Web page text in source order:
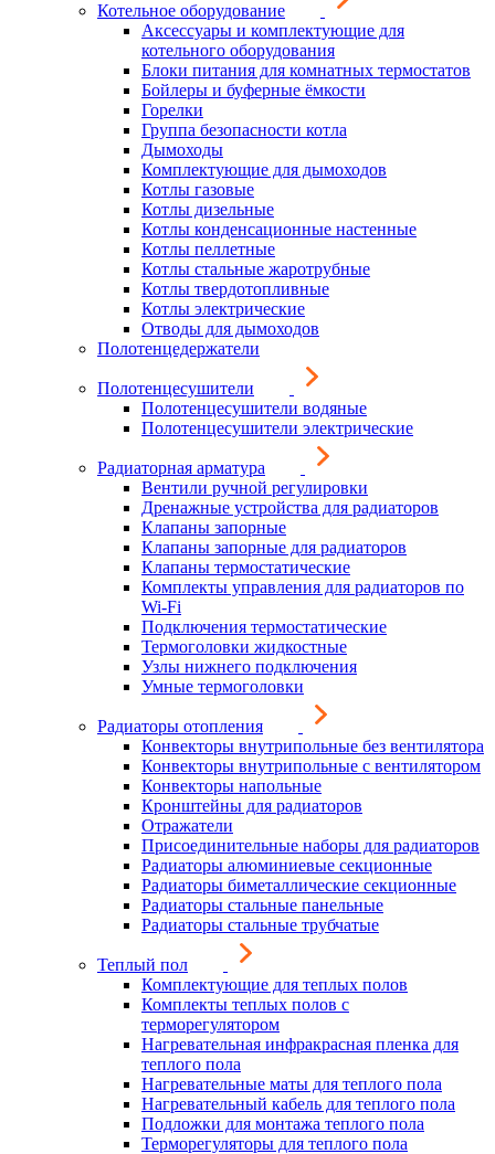
Котельное оборудование
Аксессуары и комплектующие для
котельного оборудования
Блоки питания для комнатных термостатов
Бойлеры и буферные ёмкости
Горелки
Группа безопасности котла
Дымоходы
Комплектующие для дымоходов
Котлы газовые
Котлы дизельные
Котлы конденсационные настенные
Котлы пеллетные
Котлы стальные жаротрубные
Котлы твердотопливные
Котлы электрические
Отводы для дымоходов
Полотенцедержатели
Полотенцесушители
Полотенцесушители водяные
Полотенцесушители электрические
Радиаторная арматура
Вентили ручной регулировки
Дренажные устройства для радиаторов
Клапаны запорные
Клапаны запорные для радиаторов
Клапаны термостатические
Комплекты управления для радиаторов по
Wi-Fi
Подключения термостатические
Термоголовки жидкостные
Узлы нижнего подключения
Умные термоголовки
Радиаторы отопления
Конвекторы внутрипольные без вентилятора
Конвекторы внутрипольные с вентилятором
Конвекторы напольные
Кронштейны для радиаторов
Отражатели
Присоединительные наборы для радиаторов
Радиаторы алюминиевые секционные
Радиаторы биметаллические секционные
Радиаторы стальные панельные
Радиаторы стальные трубчатые
Теплый пол
Комплектующие для теплых полов
Комплекты теплых полов с
терморегулятором
Нагревательная инфракрасная пленка для
теплого пола
Нагревательные маты для теплого пола
Нагревательный кабель для теплого пола
Подложки для монтажа теплого пола
Терморегуляторы для теплого пола